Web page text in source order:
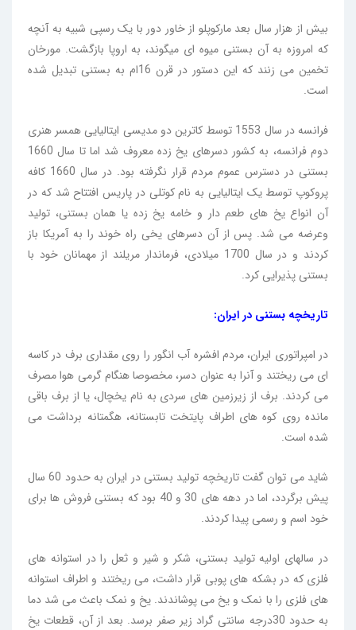
بیش از هزار سال بعد مارکوپلو از خاور دور با یک رسپی شبیه به آنچه
که امروزه به آن بستنی میوه ای میگوند، به اروپا بازگشت. مورخان
تخمین می زنند که این دستور در قرن 16ام به بستنی تبدیل شده
است.
فرانسه در سال 1553 توسط کاترین دو مدیسی ایتالیایی همسر هنری
دوم فرانسه، به کشور دسرهای یخ زده معروف شد اما تا سال 1660
بستنی در دسترس عموم مردم قرار نگرفته بود. در سال 1660 کافه
پروکوپ توسط یک ایتالیایی به نام کوتلی در پاریس افتتاح شد که در
آن انواع یخ های طعم دار و خامه یخ زده یا همان بستنی، تولید
وعرضه می شد. پس از آن دسرهای یخی راه خوند را به آمریکا باز
کردند و در سال 1700 میلادی، فرماندار مریلند از مهمانان خود با
بستنی پذیرایی کرد.
تاریخچه بستنی در ایران:
در امپراتوری ایران، مردم افشره آب انگور را روی مقداری برف در کاسه
ای می ریختند و آنرا به عنوان دسر، مخصوصا هنگام گرمی هوا مصرف
می کردند. برف از زیرزمین های سردی به نام یخچال، یا از برف باقی
مانده روی کوه های اطراف پایتخت تابستانه، هگمتانه برداشت می
شده است.
شاید می توان گفت تاریخچه تولید بستنی در ایران به حدود 60 سال
پیش برگردد، اما در دهه های 30 و 40 بود که بستنی فروش ها برای
خود اسم و رسمی پیدا کردند.
در سالهای اولیه تولید بستنی، شکر و شیر و ثعل را در استوانه های
فلزی که در بشکه های پوبی قرار داشت، می ریختند و اطراف استوانه
های فلزی را با نمک و یخ می پوشاندند. یخ و نمک باعث می شد دما
به حدود 30درجه سانتی گراد زیر صفر برسد. بعد از آن، قطعات یخ